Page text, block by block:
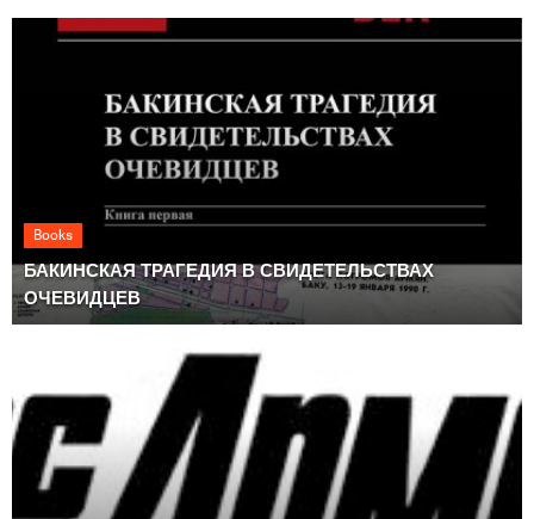
Books
БАКИНСКАЯ ТРАГЕДИЯ В СВИДЕТЕЛЬСТВАХ
ОЧЕВИДЦЕВ